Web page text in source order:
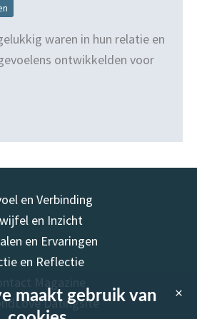
waren in hun relatie en
ontwikkelden voor
en Verbinding
en Inzicht
en Ervaringen
en Reflectie
Datingsite
maakt gebruik van
×